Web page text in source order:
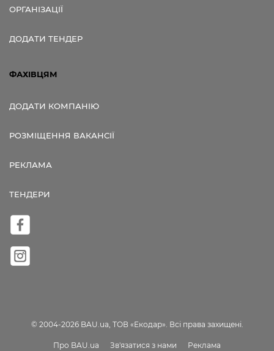
ОРГАНІЗАЦІЇ
ДОДАТИ ТЕНДЕР
ФАХІВЦЯМ
ДОДАТИ КОМПАНІЮ
РОЗМІЩЕННЯ ВАКАНСІЇ
РЕКЛАМА
ТЕНДЕРИ
© 2004-2026 BAU.ua, ТОВ «Екодар». Всі права захищені.
Про BAU.ua Зв'язатися з нами Реклама